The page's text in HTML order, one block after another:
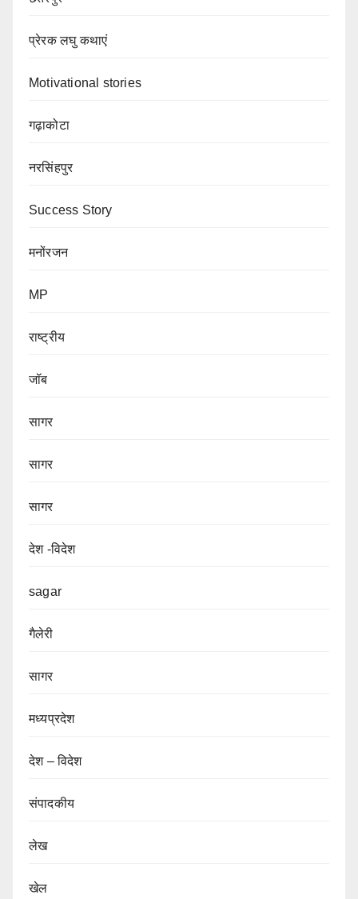
प्रेरक लघु कथाएं
Motivational stories
गढ़ाकोटा
नरसिंहपुर
Success Story
मनोंरजन
MP
राष्ट्रीय
जॉब
सागर
सागर
सागर
देश -विदेश
sagar
गैलेरी
सागर
मध्यप्रदेश
देश – विदेश
संपादकीय
लेख
खेल